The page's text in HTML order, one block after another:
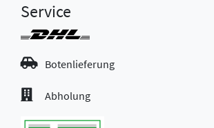
Service
Botenlieferung
Abholung